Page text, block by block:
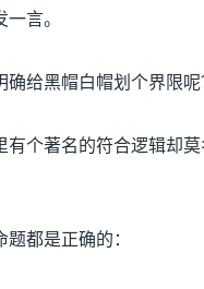
言。
确给黑帽白帽划个界限呢
有个著名的符合逻辑却
都是正确的：